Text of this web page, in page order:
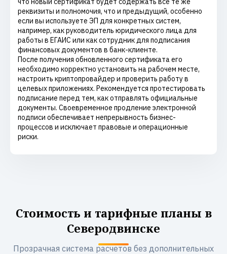
реквизиты и полномочия, что и предыдущий, особенно
если вы используете ЭП для конкретных систем,
например, как руководитель юридического лица для
работы в ЕГАИС или как сотрудник для подписания
финансовых документов в банк-клиенте.
После получения обновленного сертификата его
необходимо корректно установить на рабочем месте,
настроить криптопровайдер и проверить работу в
целевых приложениях. Рекомендуется протестировать
подписание перед тем, как отправлять официальные
документы. Своевременное продление электронной
подписи обеспечивает непрерывность бизнес-
процессов и исключает правовые и операционные
риски.
Стоимость и тарифные планы в
Северодвинске
Прозрачная система расчетов без дополнительных